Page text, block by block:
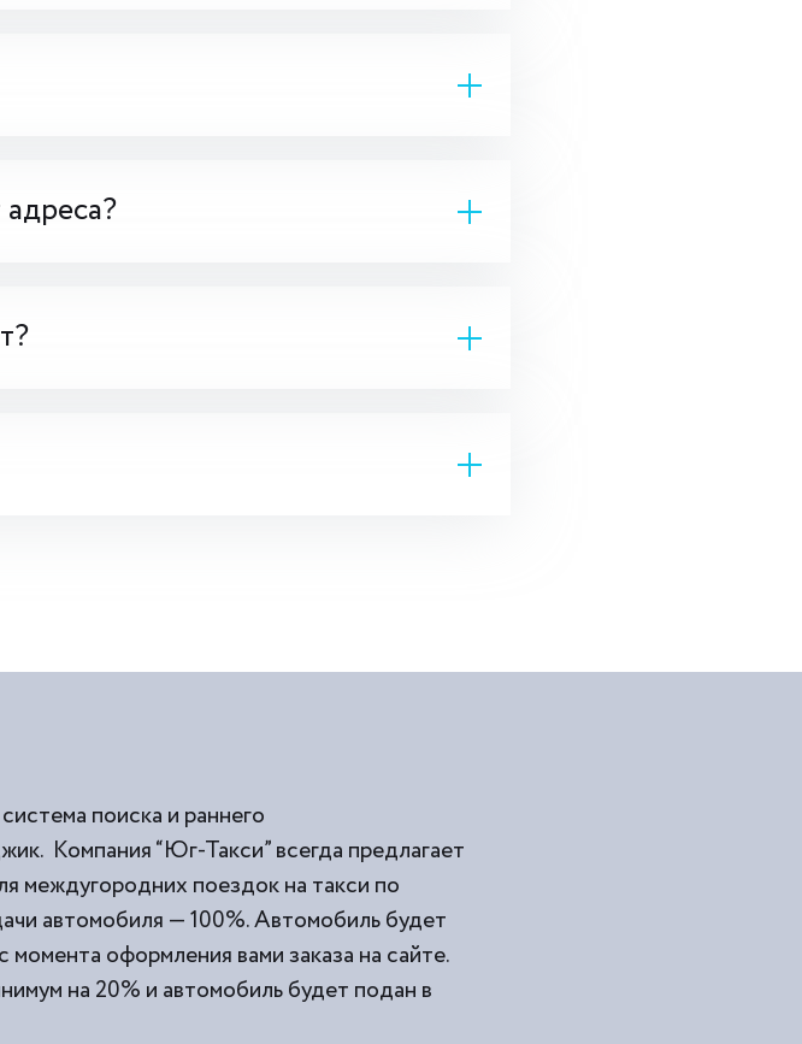
поиска и раннего
Компания “Юг-Такси” всегда предлагает
междугородних поездок на такси по
автомобиля — 100%. Автомобиль будет
момента оформления вами заказа на сайте.
на 20% и автомобиль будет подан в